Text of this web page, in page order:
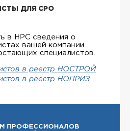
ДЛЯ СРО
в НРС сведения о
вашей компании.
специалистов.
в реестр НОСТРОЙ
в реестр НОПРИЗ
ПРОФЕССИОНАЛОВ